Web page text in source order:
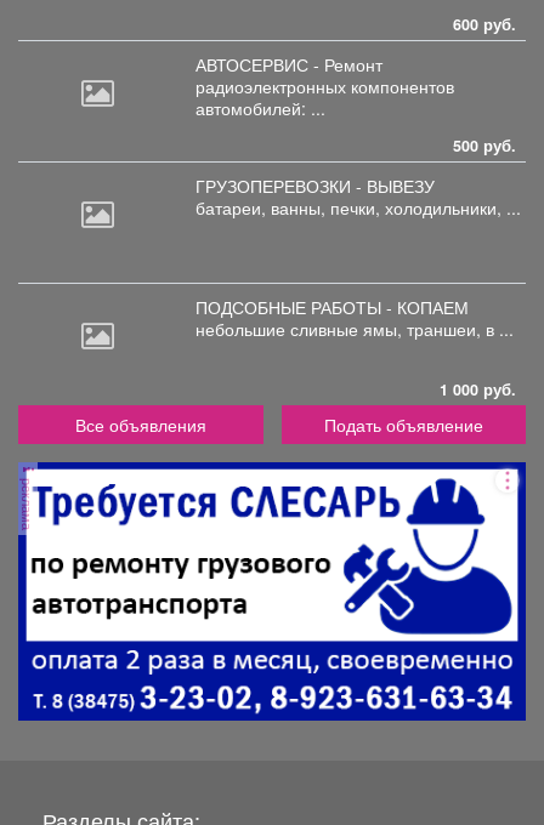
600 руб.
АВТОСЕРВИС - Ремонт
радиоэлектронных компонентов
автомобилей: ...
500 руб.
ГРУЗОПЕРЕВОЗКИ - ВЫВЕЗУ
батареи, ванны, печки, холодильники, ...
ПОДСОБНЫЕ РАБОТЫ - КОПАЕМ
небольшие сливные ямы, траншеи, в ...
1 000 руб.
Все объявления Подать объявление
реклама